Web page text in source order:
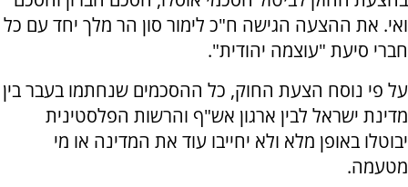
ואי. את ההצעה הגישה ח"כ לימור סון הר מלך יחד עם כל
חברי סיעת "עוצמה יהודית".
על פי נוסח הצעת החוק, כל ההסכמים שנחתמו בעבר בין
מדינת ישראל לבין ארגון אש"ף והרשות הפלסטינית
יבוטלו באופן מלא ולא יחייבו עוד את המדינה או מי
מטעמה.